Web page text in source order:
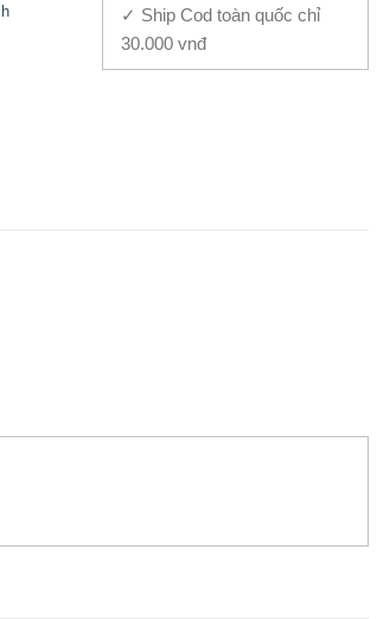
✓ Ship Cod toàn quốc chỉ
30.000 vnđ